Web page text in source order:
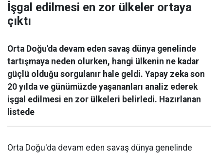
İşgal edilmesi en zor ülkeler ortaya
çıktı
Orta Doğu'da devam eden savaş dünya genelinde
tartışmaya neden olurken, hangi ülkenin ne kadar
güçlü olduğu sorgulanır hale geldi. Yapay zeka son
20 yılda ve günümüzde yaşananları analiz ederek
işgal edilmesi en zor ülkeleri belirledi. Hazırlanan
listede
Orta Doğu'da devam eden savaş dünya genelinde